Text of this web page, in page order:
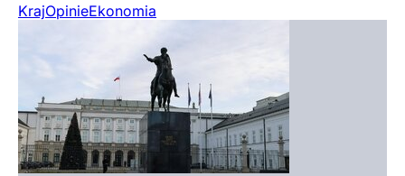
KrajOpinieEkonomia